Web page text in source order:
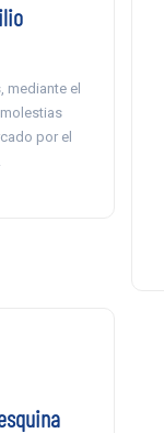
mediante el
por el